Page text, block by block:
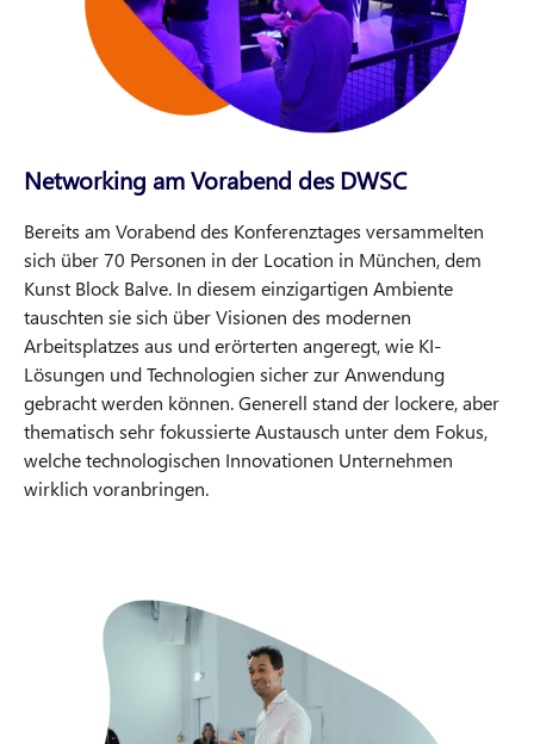
Networking am Vorabend des DWSC
Bereits am Vorabend des Konferenztages versammelten
sich über 70 Personen in der Location in München, dem
Kunst Block Balve. In diesem einzigartigen Ambiente
tauschten sie sich über Visionen des modernen
Arbeitsplatzes aus und erörterten angeregt, wie KI-
Lösungen und Technologien sicher zur Anwendung
gebracht werden können. Generell stand der lockere, aber
thematisch sehr fokussierte Austausch unter dem Fokus,
welche technologischen Innovationen Unternehmen
wirklich voranbringen.